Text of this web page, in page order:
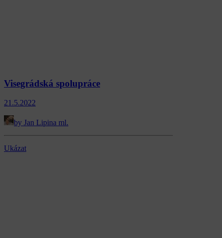
Visegrádská spolupráce
21.5.2022
by Jan Lipina ml.
Ukázat